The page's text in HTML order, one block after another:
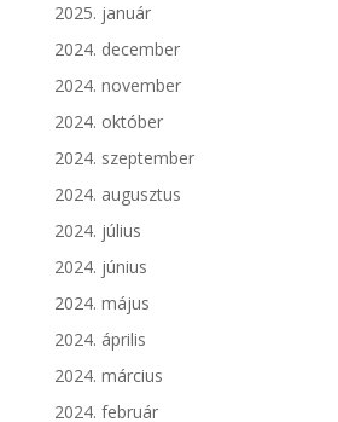
2025. január
2024. december
2024. november
2024. október
2024. szeptember
2024. augusztus
2024. július
2024. június
2024. május
2024. április
2024. március
2024. február